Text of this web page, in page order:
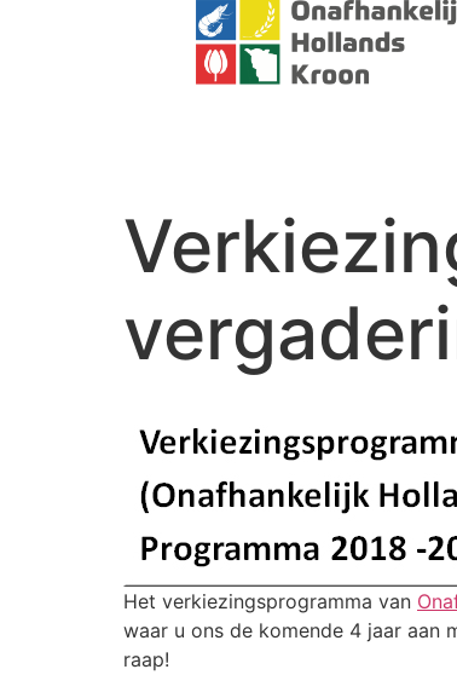
Het verkiezingsprogramma van
waar u ons de komende 4 jaar aan
raap!